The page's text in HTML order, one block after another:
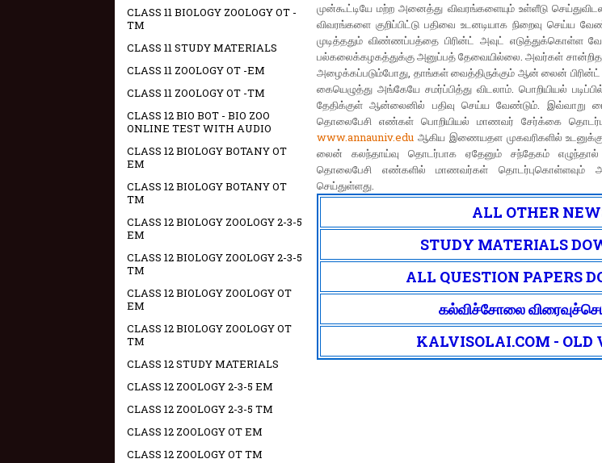
முன்கூட்டியே மற்ற அனைத்து விவரங்களையும் உள்ளீடு
விவரங்களை குறிப்பிட்டு பதிவை உடனடியாக நிறைவு
முடித்ததும் விண்ணப்பத்தை பிரின்ட் அவுட்
பல்கலைக்கழகத்துக்கு அனுப்பத் தேவையில்லை. அவர்கள் சான்றிதழ்
அழைக்கப்படும்போது, தாங்கள் வைத்திருக்கும் ஆன் லைன்
கையெழுத்து அங்கேயே சமர்ப்பித்து விடலாம். பொறியியல்
தேதிக்குள் ஆன்லைனில் பதிவு செய்ய வேண்டும். இவ்வாறு
தொலைபேசி எண்கள் பொறியியல் மாணவர் சேர்க்கை
www.annauniv.edu ஆகிய இணையதள முகவரிகளில்
லைன் கலந்தாய்வு தொடர்பாக ஏதேனும் சந்தேகம்
தொலைபேசி எண்களில் மாணவர்கள்
செய்துள்ளது.
ALL OTHER
STUDY MATERIALS
ALL QUESTION PAPERS
கல்விச்சோலை
KALVISOLAI.COM - OLD
CLASS 11 BIOLOGY ZOOLOGY OT -
TM
CLASS 11 STUDY MATERIALS
CLASS 11 ZOOLOGY OT -EM
CLASS 11 ZOOLOGY OT -TM
CLASS 12 BIO BOT - BIO ZOO
ONLINE TEST WITH AUDIO
CLASS 12 BIOLOGY BOTANY OT
EM
CLASS 12 BIOLOGY BOTANY OT
TM
CLASS 12 BIOLOGY ZOOLOGY 2-3-5
EM
CLASS 12 BIOLOGY ZOOLOGY 2-3-5
TM
CLASS 12 BIOLOGY ZOOLOGY OT
EM
CLASS 12 BIOLOGY ZOOLOGY OT
TM
CLASS 12 STUDY MATERIALS
CLASS 12 ZOOLOGY 2-3-5 EM
CLASS 12 ZOOLOGY 2-3-5 TM
CLASS 12 ZOOLOGY OT EM
CLASS 12 ZOOLOGY OT TM